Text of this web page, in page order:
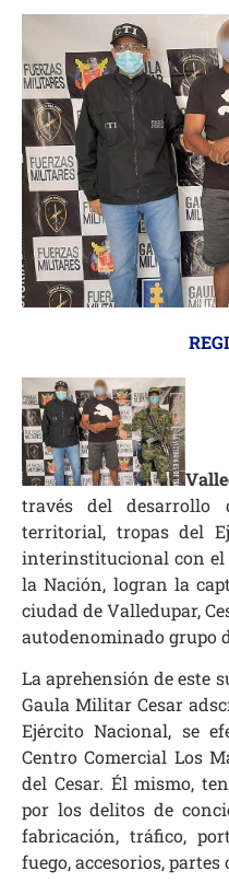
través del desarrollo
territorial, tropas del
interinstitucional con el
la Nación, logran la
ciudad de Valledupar,
autodenominado grupo
La aprehensión de este
Gaula Militar Cesar
Ejército Nacional, se
Centro Comercial Los
del Cesar. Él mismo,
por los delitos de
fabricación, tráfico,
fuego, accesorios,